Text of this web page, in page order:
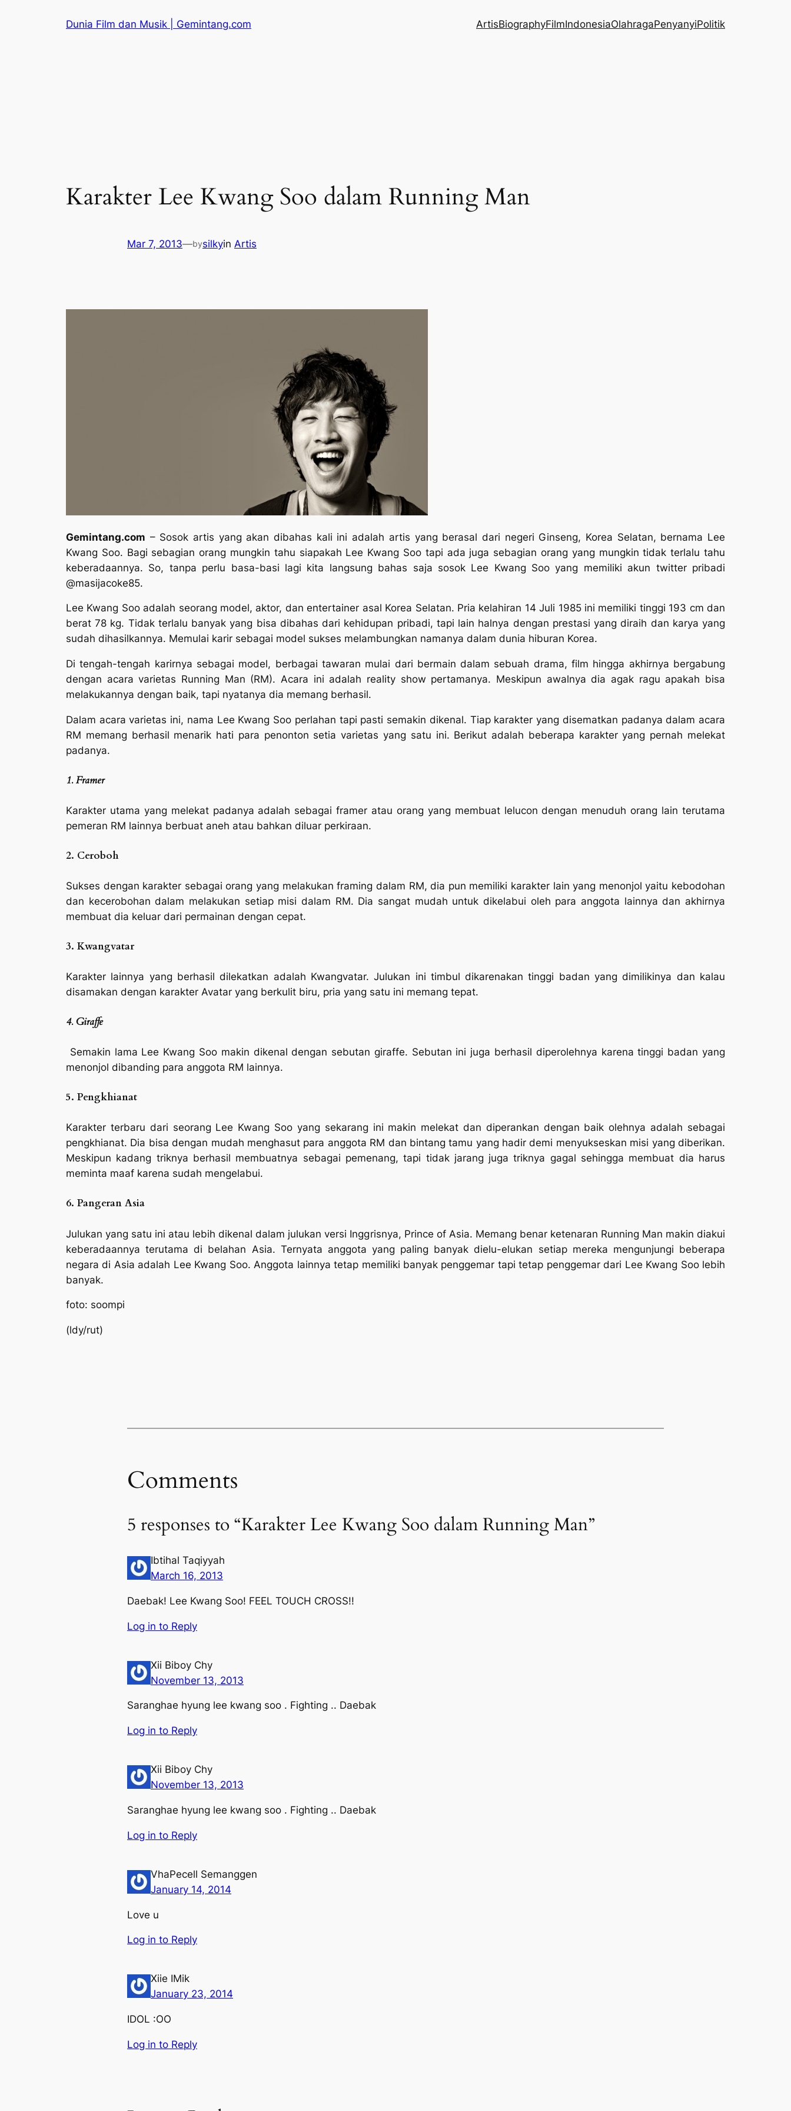
Dunia Film dan Musik | Gemintang.com ArtisBiographyFilmIndonesiaOlahragaPenyanyiPolitik
Karakter Lee Kwang Soo dalam Running Man
Mar 7, 2013—bysilkyin Artis
Gemintang.com – Sosok artis yang akan dibahas kali ini adalah artis yang berasal dari negeri Ginseng, Korea Selatan, bernama Lee
Kwang Soo. Bagi sebagian orang mungkin tahu siapakah Lee Kwang Soo tapi ada juga sebagian orang yang mungkin tidak terlalu tahu
keberadaannya. So, tanpa perlu basa-basi lagi kita langsung bahas saja sosok Lee Kwang Soo yang memiliki akun twitter pribadi
@masijacoke85.
Lee Kwang Soo adalah seorang model, aktor, dan entertainer asal Korea Selatan. Pria kelahiran 14 Juli 1985 ini memiliki tinggi 193 cm dan
berat 78 kg. Tidak terlalu banyak yang bisa dibahas dari kehidupan pribadi, tapi lain halnya dengan prestasi yang diraih dan karya yang
sudah dihasilkannya. Memulai karir sebagai model sukses melambungkan namanya dalam dunia hiburan Korea.
Di tengah-tengah karirnya sebagai model, berbagai tawaran mulai dari bermain dalam sebuah drama, film hingga akhirnya bergabung
dengan acara varietas Running Man (RM). Acara ini adalah reality show pertamanya. Meskipun awalnya dia agak ragu apakah bisa
melakukannya dengan baik, tapi nyatanya dia memang berhasil.
Dalam acara varietas ini, nama Lee Kwang Soo perlahan tapi pasti semakin dikenal. Tiap karakter yang disematkan padanya dalam acara
RM memang berhasil menarik hati para penonton setia varietas yang satu ini. Berikut adalah beberapa karakter yang pernah melekat
padanya.
1. Framer
Karakter utama yang melekat padanya adalah sebagaiframer atau orang yang membuat lelucon dengan menuduh orang lain terutama
pemeran RM lainnya berbuat aneh atau bahkan diluar perkiraan.
2. Ceroboh
Sukses dengan karakter sebagai orang yang melakukanframing dalam RM, dia pun memiliki karakter lain yang menonjol yaitu kebodohan
dan kecerobohan dalam melakukan setiap misi dalam RM. Dia sangat mudah untuk dikelabui oleh para anggota lainnya dan akhirnya
membuat dia keluar dari permainan dengan cepat.
3. Kwangvatar
Karakter lainnya yang berhasil dilekatkan adalah Kwangvatar. Julukan ini timbul dikarenakan tinggi badan yang dimilikinya dan kalau
disamakan dengan karakter Avatar yang berkulit biru, pria yang satu ini memang tepat.
4. Giraffe
Semakin lama Lee Kwang Soo makin dikenal dengan sebutan giraffe. Sebutan ini juga berhasil diperolehnya karena tinggi badan yang
menonjol dibanding para anggota RM lainnya.
5. Pengkhianat
Karakter terbaru dari seorang Lee Kwang Soo yang sekarang ini makin melekat dan diperankan dengan baik olehnya adalah sebagai
pengkhianat. Dia bisa dengan mudah menghasut para anggota RM dan bintang tamu yang hadir demi menyukseskan misi yang diberikan.
Meskipun kadang triknya berhasil membuatnya sebagai pemenang, tapi tidak jarang juga triknya gagal sehingga membuat dia harus
meminta maaf karena sudah mengelabui.
6. Pangeran Asia
Julukan yang satu ini atau lebih dikenal dalam julukan versi Inggrisnya, Prince of Asia. Memang benar ketenaran Running Man makin diakui
keberadaannya terutama di belahan Asia. Ternyata anggota yang paling banyak dielu-elukan setiap mereka mengunjungi beberapa
negara di Asia adalah Lee Kwang Soo. Anggota lainnya tetap memiliki banyak penggemar tapi tetap penggemar dari Lee Kwang Soo lebih
banyak.
foto: soompi
(ldy/rut)
Comments
5 responses to “Karakter Lee Kwang Soo dalam Running Man”
Ibtihal Taqiyyah
March 16, 2013
Daebak! Lee Kwang Soo! FEEL TOUCH CROSS!!
Log in to Reply
Xii Biboy Chy
November 13, 2013
Saranghae hyung lee kwang soo . Fighting .. Daebak
Log in to Reply
Xii Biboy Chy
November 13, 2013
Saranghae hyung lee kwang soo . Fighting .. Daebak
Log in to Reply
VhaPecell Semanggen
January 14, 2014
Love u
Log in to Reply
Xiie IMik
January 23, 2014
IDOL :OO
Log in to Reply